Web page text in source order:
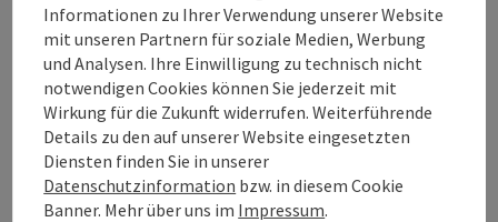
Ausstattung
Preise
Anreise/Lage
Informationen zu Ihrer Verwendung unserer Website
mit unseren Partnern für soziale Medien, Werbung
und Analysen. Ihre Einwilligung zu technisch nicht
notwendigen Cookies können Sie jederzeit mit
Wirkung für die Zukunft widerrufen. Weiterführende
Details zu den auf unserer Website eingesetzten
Diensten finden Sie in unserer
Datenschutzinformation bzw. in diesem Cookie
Banner. Mehr über uns im Impressum.